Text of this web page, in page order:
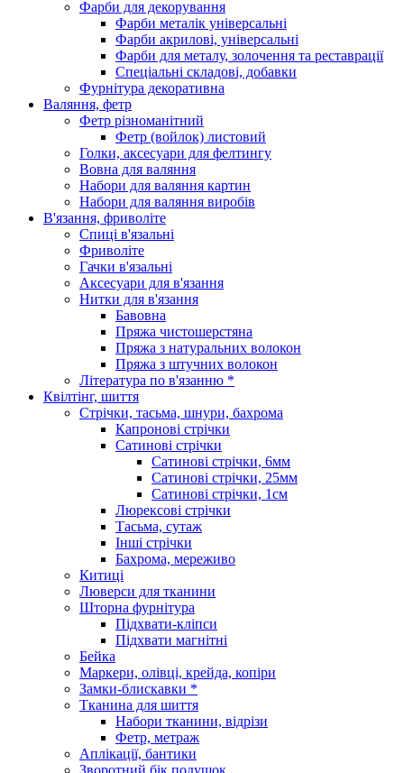
Фарби для декорування
Фарби металік універсальні
Фарби акрилові, універсальні
Фарби для металу, золочення та реставрації
Спеціальні складові, добавки
Фурнітура декоративна
Валяння, фетр
Фетр різноманітний
Фетр (войлок) листовий
Голки, аксесуари для фелтингу
Вовна для валяння
Набори для валяння картин
Набори для валяння виробів
В'язання, фриволіте
Спиці в'язальні
Фриволіте
Гачки в'язальні
Аксесуари для в'язання
Нитки для в'язання
Бавовна
Пряжа чистошерстяна
Пряжа з натуральних волокон
Пряжа з штучних волокон
Література по в'язанню *
Квілтінг, шиття
Стрічки, тасьма, шнури, бахрома
Капронові стрічки
Сатинові стрічки
Сатинові стрічки, 6мм
Сатинові стрічки, 25мм
Сатинові стрічки, 1см
Люрексові стрічки
Тасьма, сутаж
Інші стрічки
Бахрома, мереживо
Китиці
Люверси для тканини
Шторна фурнітура
Підхвати-кліпси
Підхвати магнітні
Бейка
Маркери, олівці, крейда, копіри
Замки-блискавки *
Тканина для шиття
Набори тканини, відрізи
Фетр, метраж
Аплікації, бантики
Зворотний бік подушок